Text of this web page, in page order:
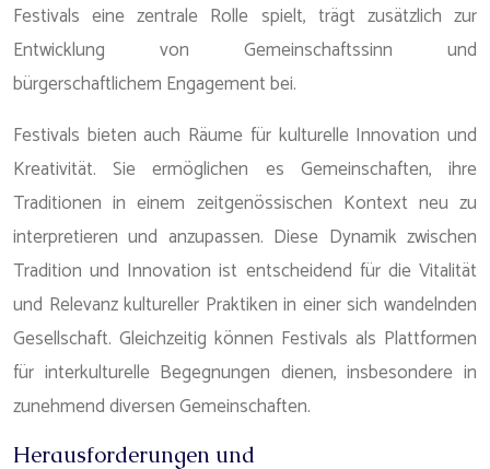
Festivals eine zentrale Rolle spielt, trägt zusätzlich zur
Entwicklung von Gemeinschaftssinn und
bürgerschaftlichem Engagement bei.
Festivals bieten auch Räume für kulturelle Innovation und
Kreativität. Sie ermöglichen es Gemeinschaften, ihre
Traditionen in einem zeitgenössischen Kontext neu zu
interpretieren und anzupassen. Diese Dynamik zwischen
Tradition und Innovation ist entscheidend für die Vitalität
und Relevanz kultureller Praktiken in einer sich wandelnden
Gesellschaft. Gleichzeitig können Festivals als Plattformen
für interkulturelle Begegnungen dienen, insbesondere in
zunehmend diversen Gemeinschaften.
Herausforderungen und